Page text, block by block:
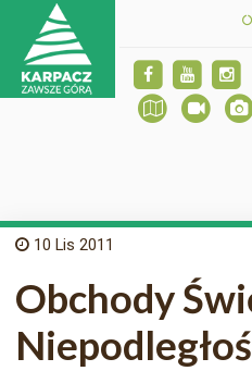
10 Lis 2011
Obchody